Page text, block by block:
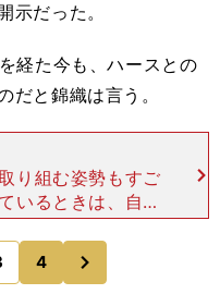
示だった。
経た今も、ハースとの
だと錦織は言う。
り組む姿勢もすご
いるときは、自分
きる」 全豪オー
の練習を、錦織は
4